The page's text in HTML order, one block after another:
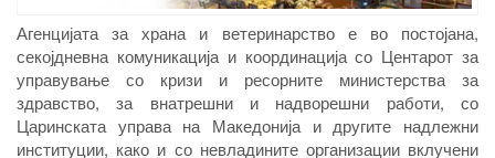
Агенцијата за храна и ветеринарство е во постојана,
секојдневна комуникација и координација со Центарот за
управување со кризи и ресорните министерства за
здравство, за внатрешни и надворешни работи, со
Царинската управа на Македонија и другите надлежни
институции, како и со невладините организации вклучени